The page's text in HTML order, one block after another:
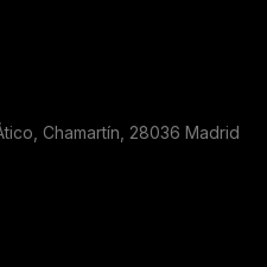
Chamartín, 28036 Madrid